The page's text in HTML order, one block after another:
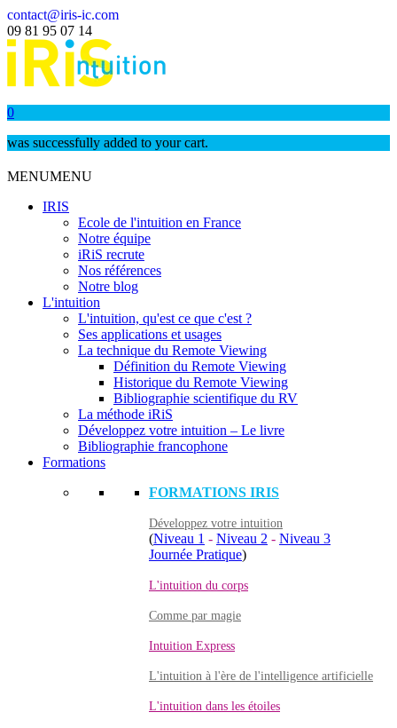
contact@iris-ic.com
09 81 95 07 14
0
was successfully added to your cart.
MENUMENU
IRIS
Ecole de l'intuition en France
Notre équipe
iRiS recrute
Nos références
Notre blog
L'intuition
L'intuition, qu'est ce que c'est ?
Ses applications et usages
La technique du Remote Viewing
Définition du Remote Viewing
Historique du Remote Viewing
Bibliographie scientifique du RV
La méthode iRiS
Développez votre intuition – Le livre
Bibliographie francophone
Formations
FORMATIONS IRIS
Développez votre intuition
(Niveau 1 - Niveau 2 - Niveau 3
Journée Pratique)
L'intuition du corps
Comme par magie
Intuition Express
L'intuition à l'ère de l'intelligence artificielle
L'intuition dans les étoiles